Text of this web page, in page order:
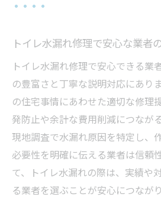
トイレ水漏れ修理で安心な業者
トイレ水漏れ修理で安心できる業
の豊富さと丁寧な説明対応にあり
の住宅事情にあわせた適切な修理
発防止や余計な費用削減につなが
現地調査で水漏れ原因を特定し、
必要性を明確に伝える業者は信頼
て、トイレ水漏れの際は、実績や
る業者を選ぶことが安心につながり